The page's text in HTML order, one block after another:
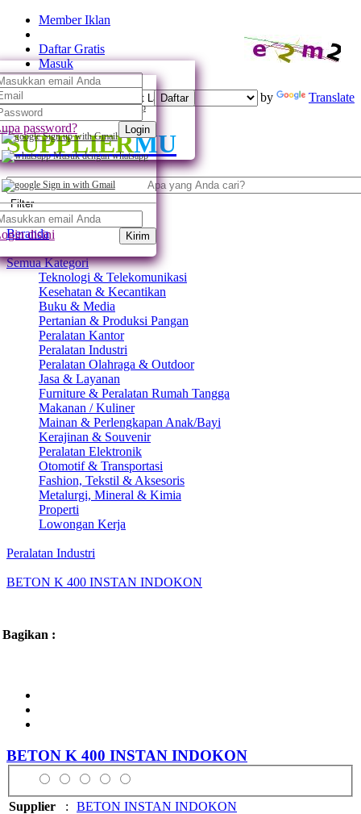
Member Iklan
Daftar Gratis
Daftar
Daftar dengan whatsapp
Sign up with Gmail
Masuk
password? Login
Masuk dengan whatsapp
Sign in with Gmail
disini Kirim
Powered by Translate
SUPPLIERMU
Filter
Beranda
Semua Kategori
Teknologi & Telekomunikasi
Kesehatan & Kecantikan
Buku & Media
Pertanian & Produksi Pangan
Peralatan Kantor
Peralatan Industri
Peralatan Olahraga & Outdoor
Jasa & Layanan
Furniture & Peralatan Rumah Tangga
Makanan / Kuliner
Mainan & Perlengkapan Anak/Bayi
Kerajinan & Souvenir
Peralatan Elektronik
Otomotif & Transportasi
Fashion, Tekstil & Aksesoris
Metalurgi, Mineral & Kimia
Properti
Lowongan Kerja
Peralatan Industri
BETON K 400 INSTAN INDOKON
Bagikan :
BETON K 400 INSTAN INDOKON
Supplier :
BETON INSTAN INDOKON